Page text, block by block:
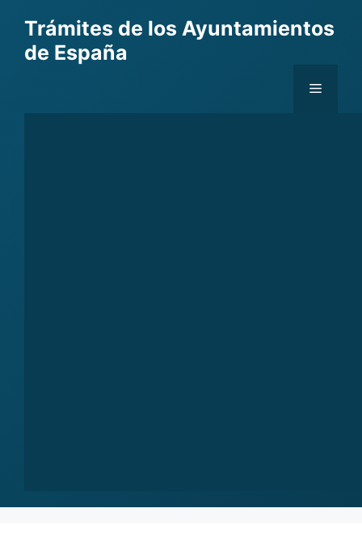
content
Trámites de los Ayuntamientos
de España
Menu